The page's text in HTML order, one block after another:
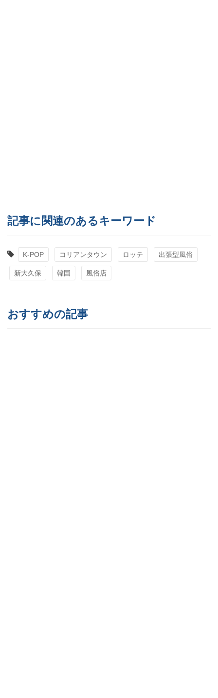
記事に関連のあるキーワード
K-POP コリアンタウン ロッテ 出張型風俗
新大久保 韓国 風俗店
おすすめの記事